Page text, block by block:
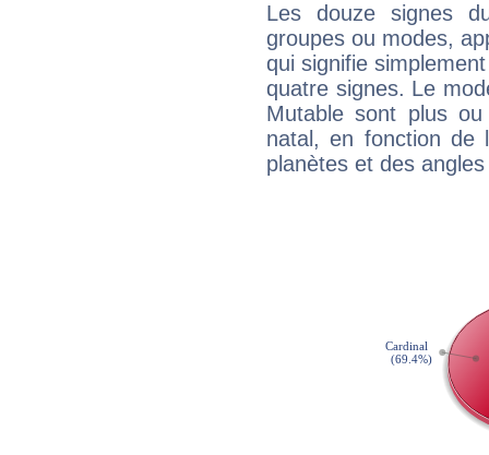
Les douze signes
groupes ou modes,
qui signifie
quatre signes. Le
Mutable sont plus
natal, en fonction de
planètes et des